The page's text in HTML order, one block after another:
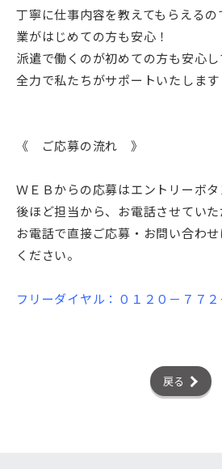
丁寧に仕事内容を教えてもらえる
業がはじめての方も安心！
派遣で働くのが初めての方も安心し
全力で私たちがサポートいたします
《 ご応募の流れ 》
ＷＥＢからの応募はエントリーボ
後ほど担当から、お電話させていた
お電話で直接ご応募・お問い合わ
ください。
フリーダイヤル：０１２０－７７２
戻る